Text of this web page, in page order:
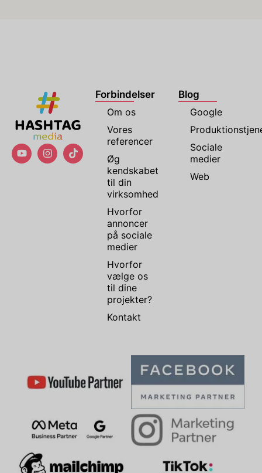
Forbindelser
Om os
Vores
referencer
Øg
kendskabet
til din
virksomhed
Hvorfor
annoncer
på sociale
medier
Hvorfor
vælge os
til dine
projekter?
Kontakt
Blog
Google
Sociale
medier
Web